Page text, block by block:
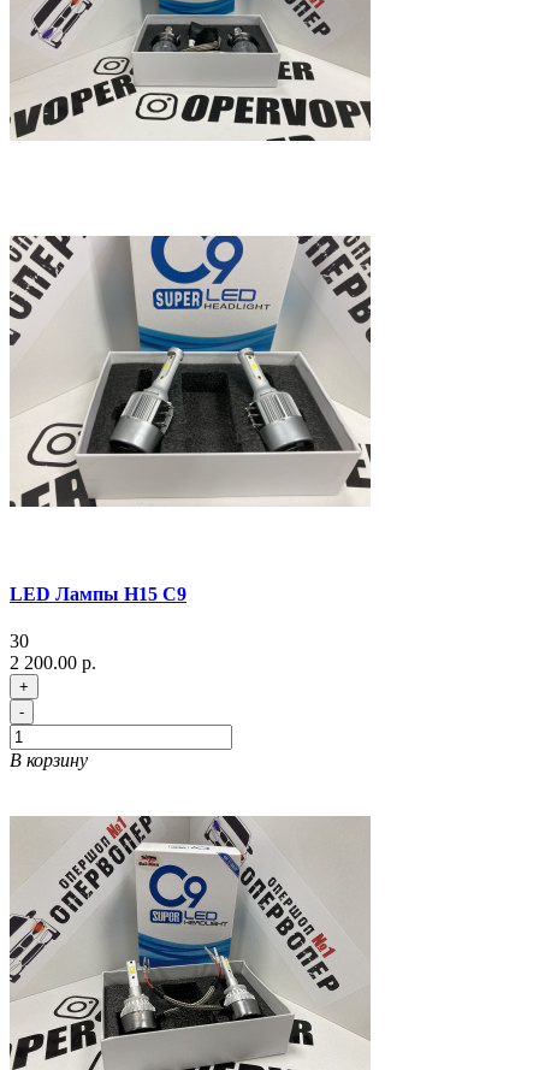
LED Лампы H15 C9
30
2 200.00 р.
+
-
В корзину